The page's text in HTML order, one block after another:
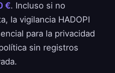
€. Incluso si no
la vigilancia HADOPI
para la privacidad
sin registros